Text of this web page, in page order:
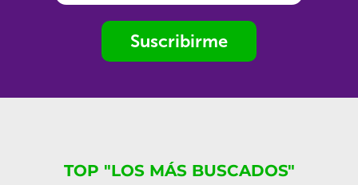
Suscribirme
TOP "LOS MÁS BUSCADOS"